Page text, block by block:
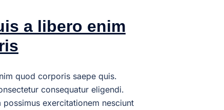
a libero enim
quod corporis saepe quis.
consequatur eligendi.
exercitationem nesciunt